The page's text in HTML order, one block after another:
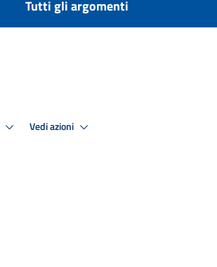
Tutti gli argomenti
Vedi azioni